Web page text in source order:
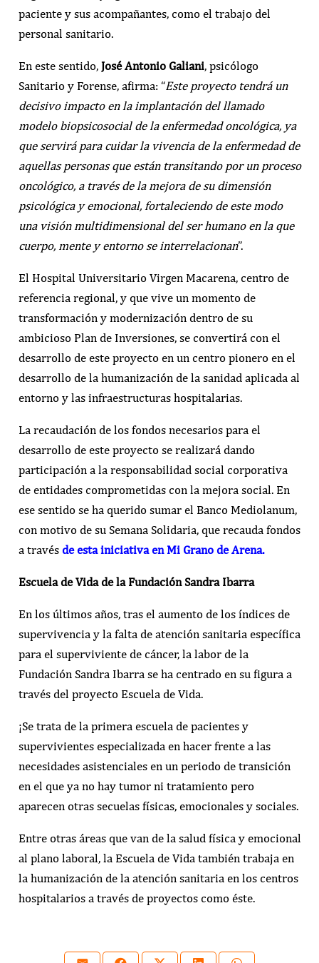
paciente y sus acompañantes, como el trabajo del
personal sanitario.
En este sentido, José Antonio Galiani, psicólogo
Sanitario y Forense, afirma: “Este proyecto tendrá un
decisivo impacto en la implantación del llamado
modelo biopsicosocial de la enfermedad oncológica, ya
que servirá para cuidar la vivencia de la enfermedad de
aquellas personas que están transitando por un proceso
oncológico, a través de la mejora de su dimensión
psicológica y emocional, fortaleciendo de este modo
una visión multidimensional del ser humano en la que
cuerpo, mente y entorno se interrelacionan”.
El Hospital Universitario Virgen Macarena, centro de
referencia regional, y que vive un momento de
transformación y modernización dentro de su
ambicioso Plan de Inversiones, se convertirá con el
desarrollo de este proyecto en un centro pionero en el
desarrollo de la humanización de la sanidad aplicada al
entorno y las infraestructuras hospitalarias.
La recaudación de los fondos necesarios para el
desarrollo de este proyecto se realizará dando
participación a la responsabilidad social corporativa
de entidades comprometidas con la mejora social. En
ese sentido se ha querido sumar el Banco Mediolanum,
con motivo de su Semana Solidaria, que recauda fondos
a través de esta iniciativa en Mi Grano de Arena.
Escuela de Vida de la Fundación Sandra Ibarra
En los últimos años, tras el aumento de los índices de
supervivencia y la falta de atención sanitaria específica
para el superviviente de cáncer, la labor de la
Fundación Sandra Ibarra se ha centrado en su figura a
través del proyecto Escuela de Vida.
¡Se trata de la primera escuela de pacientes y
supervivientes especializada en hacer frente a las
necesidades asistenciales en un periodo de transición
en el que ya no hay tumor ni tratamiento pero
aparecen otras secuelas físicas, emocionales y sociales.
Entre otras áreas que van de la salud física y emocional
al plano laboral, la Escuela de Vida también trabaja en
la humanización de la atención sanitaria en los centros
hospitalarios a través de proyectos como éste.